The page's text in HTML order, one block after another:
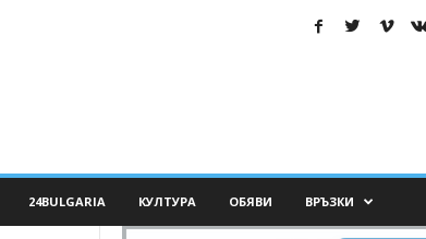
24BULGARIA КУЛТУРА ОБЯВИ ВРЪЗКИ